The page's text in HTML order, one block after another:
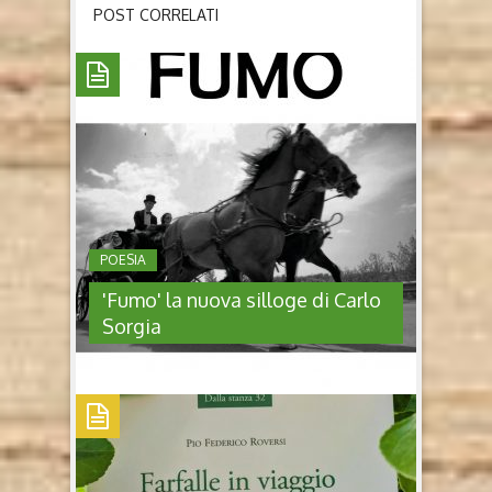
POST CORRELATI
POESIA
'Fumo' la nuova silloge di Carlo
Sorgia
'FUMO' LA NUOVA SILLOGE DI
CARLO SORGIA